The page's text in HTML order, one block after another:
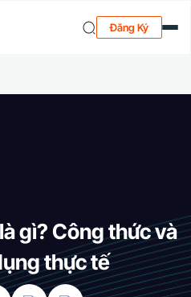
Đăng Ký
gì? Công thức và
thực tế